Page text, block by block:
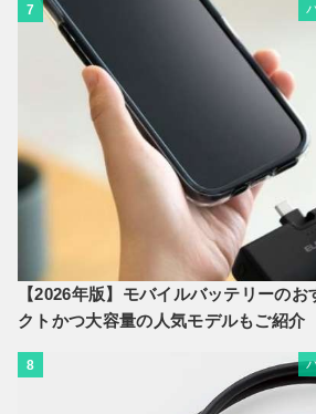
7
【2026年版】モバイルバッテリーの
クトかつ大容量の人気モデルもご紹介
8